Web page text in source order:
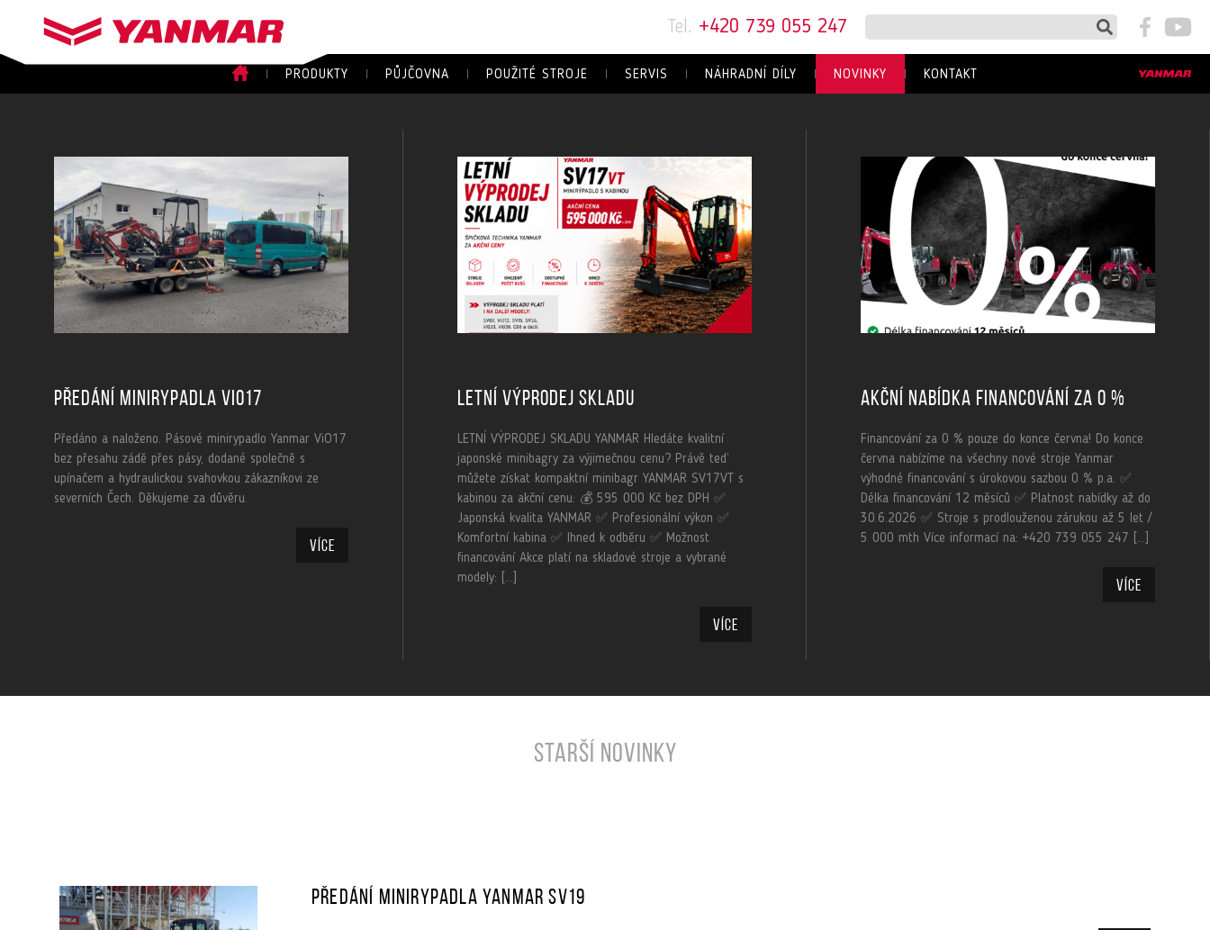
Tel. +420 739 055 247
PRODUKTY PŮJČOVNA POUŽITÉ STROJE SERVIS NÁHRADNÍ DÍLY NOVINKY KONTAKT
Předání minirypadla ViO17
Předáno a naloženo. Pásové minirypadlo Yanmar ViO17
bez přesahu zádě přes pásy, dodané společně s
upínačem a hydraulickou svahovkou zákazníkovi ze
severních Čech. Děkujeme za důvěru.
Více
Letní výprodej skladu
LETNÍ VÝPRODEJ SKLADU YANMAR Hledáte kvalitní
japonské minibagry za výjimečnou cenu? Právě teď
můžete získat kompaktní minibagr YANMAR SV17VT s
kabinou za akční cenu: 💰 595 000 Kč bez DPH ✅
Japonská kvalita YANMAR ✅ Profesionální výkon ✅
Komfortní kabina ✅ Ihned k odběru ✅ Možnost
financování Akce platí na skladové stroje a vybrané
modely: […]
Více
Akční nabídka financování za 0 %
Financování za 0 % pouze do konce června! Do konce
června nabízíme na všechny nové stroje Yanmar
výhodné financování s úrokovou sazbou 0 % p.a. ✅
Délka financování 12 měsíců ✅ Platnost nabídky až do
30.6.2026 ✅ Stroje s prodlouženou zárukou až 5 let /
5 000 mth Více informací na: +420 739 055 247 […]
Více
STARŠÍ NOVINKY
Předání minirypadla Yanmar SV19